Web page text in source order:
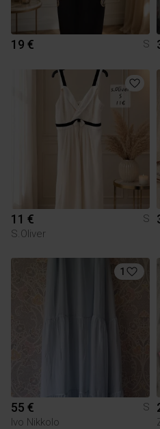
19 € S
11 €
S
S.Oliver
1
55 €
S
Ivo Nikkolo